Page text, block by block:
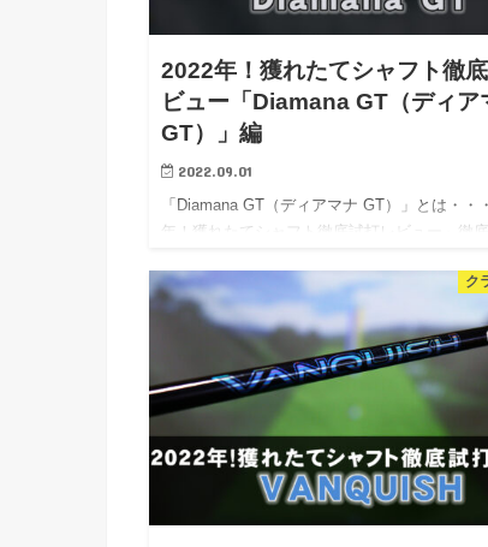
2022年！獲れたてシャフト徹
ビュー「Diamana GT（ディア
GT）」編
2022.09.01
「Diamana GT（ディアマナ GT）」とは・・
年！獲れたてシャフト徹底試打レビュー」徹
ク